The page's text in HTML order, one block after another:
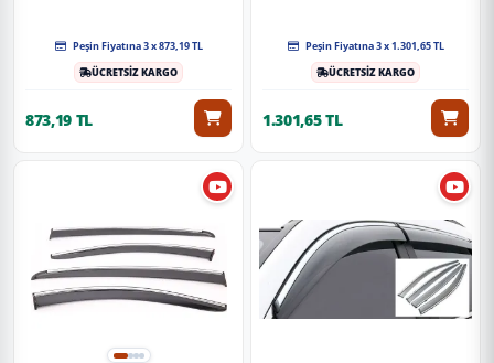
Peşin Fiyatına 3 x 873,19 TL
ÜCRETSİZ KARGO
873,19 TL
Peşin Fiyatına 3 x 1.301,65 TL
ÜCRETSİZ KARGO
1.301,65 TL